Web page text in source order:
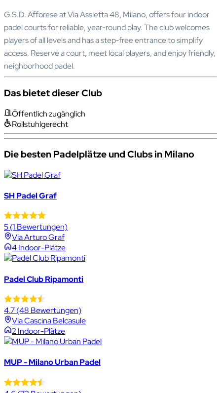
G.S.D. Afforese at Via Assietta 48, Milano, offers four indoor
padel courts for reliable, year‑round play. The club welcomes
players of all levels and has a step‑free entrance to simplify
access. Reserve a court, meet local players, and enjoy friendly,
neighborhood padel.
Das bietet dieser Club
Öffentlich zugänglich
Rollstuhlgerecht
Die besten Padelplätze und Clubs in Milano
SH Padel Graf
5(1 Bewertungen)
Via Arturo Graf
4 Indoor-Plätze
Padel Club Ripamonti
4.7(48 Bewertungen)
Via Cascina Belcasule
2 Indoor-Plätze
MUP - Milano Urban Padel